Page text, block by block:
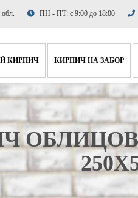
обл. ПН - ПТ: с 9:00 до 18:00
КИРПИЧ
КИРПИЧ
КИРПИЧ
КИРПИЧ
КИРПИЧ
КИРПИЧ НА ЗАБОР
КИРПИЧ НА
КИРПИЧ НА
КИРПИЧ ФАСОННЫЙ
КИРПИЧ ДЛЯ КОЛОН